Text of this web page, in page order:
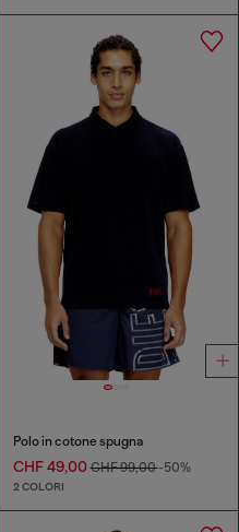
Polo in cotone spugna
CHF 49,00CHF 99,00-50%
2 COLORI